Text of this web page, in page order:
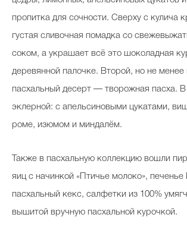
пропитка для сочности. Сверху с кулича
густая сливочная помадка со
соком, а украшает всё это шоколадная
деревянной палочке. Второй, но не
пасхальный десерт — творожная пасха. В
эклерной: с апельсиновыми цукатами,
роме, изюмом и миндалём.
Также в пасхальную коллекцию вошли
яиц с начинкой «Птичье молоко», печенье
пасхальный кекс, салфетки из 100%
вышитой вручную пасхальной курочкой.